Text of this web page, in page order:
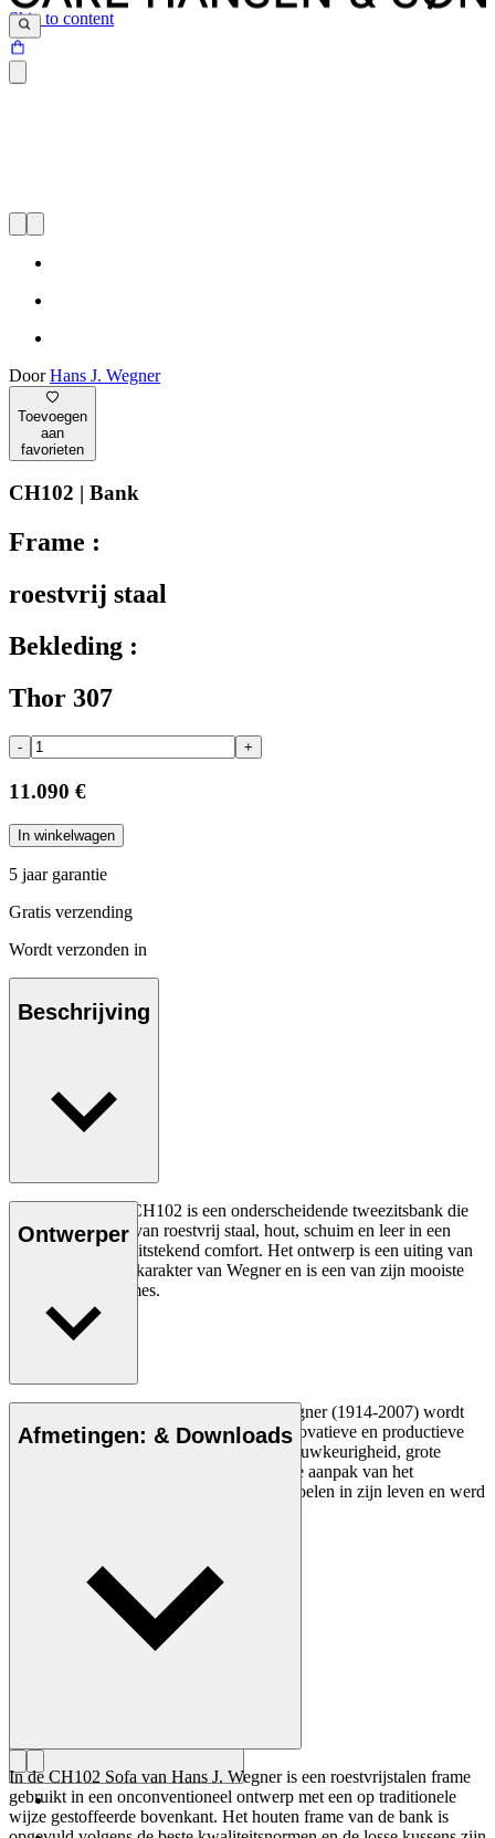
Skip to content
DoorHans J. Wegner
Toevoegen
aan
favorieten
CH102 | Bank
Frame :
roestvrij staal
Bekleding :
Thor 307
- +
11.090 €
In winkelwagen
5 jaar garantie
Gratis verzending
Wordt verzonden in
Beschrijving
Hans J. Wegners CH102 is een onderscheidende tweezitsbank die
een combinatie is van roestvrij staal, hout, schuim en leer in een
ontwerp met een uitstekend comfort. Het ontwerp is een uiting van
het experimentele karakter van Wegner en is een van zijn mooiste
roestvrijstalen frames.
Lees meer
Ontwerper
De Deense meubelontwerper Hans J. Wegner (1914-2007) wordt
gezien als een van de meest creatieve, innovatieve en productieve
ontwerpers aller tijden, bekend om zijn nauwkeurigheid, grote
inzicht in vakmanschap en compromisloze aanpak van het
ontwerpen. Wegner ontwierp bijna 500 stoelen in zijn leven en werd
Afmetingen: & Downloads
In de CH102 Sofa van Hans J. Wegner is een roestvrijstalen frame
gebruikt in een onconventioneel ontwerp met een op traditionele
wijze gestoffeerde bovenkant. Het houten frame van de bank is